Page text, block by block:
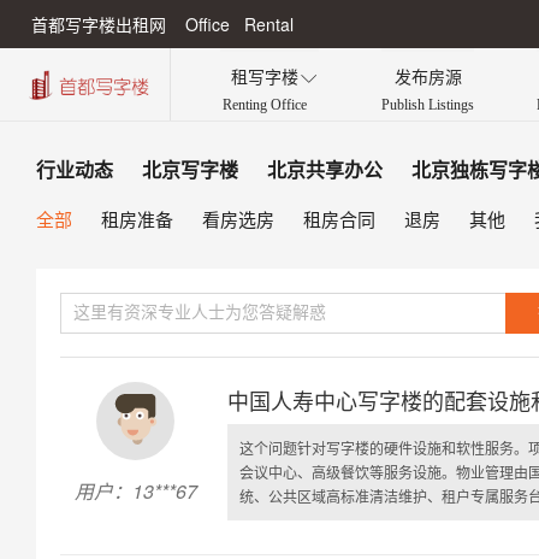
首都写字楼出租网 Office Rental
租写字楼
Renting Office
 发布房源
Publish Listings
行业动态 北京写字楼 北京共享办公 北京独栋写字
全部 租房准备 看房选房 租房合同 退房 其他
用户：13***67
中国人寿中心写字楼的配套设
这个问题针对写字楼的硬件设施和软性服务。
会议中心、高级餐饮等服务设施。物业管理由
统、公共区域高标准清洁维护、租户专属服务